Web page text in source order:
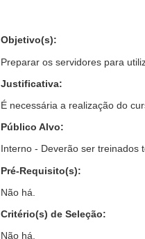
Objetivo(s):
Preparar os servidores para
Justificativa:
É necessária a realização do
Público Alvo:
Interno - Deverão ser treinados
Pré-Requisito(s):
Não há.
Critério(s) de Seleção:
Não há.